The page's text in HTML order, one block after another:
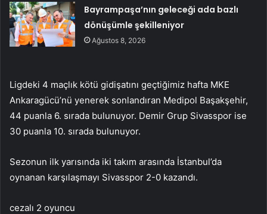
Bayrampaşa’nın geleceği ada bazlı
dönüşümle şekilleniyor
Ağustos 8, 2026
Ligdeki 4 maçlık kötü gidişatını geçtiğimiz hafta MKE
Ankaragücü’nü yenerek sonlandıran Medipol Başakşehir,
44 puanla 6. sırada bulunuyor. Demir Grup Sivasspor ise
30 puanla 10. sırada bulunuyor.
Sezonun ilk yarısında iki takım arasında İstanbul’da
oynanan karşılaşmayı Sivasspor 2-0 kazandı.
cezalı 2 oyuncu